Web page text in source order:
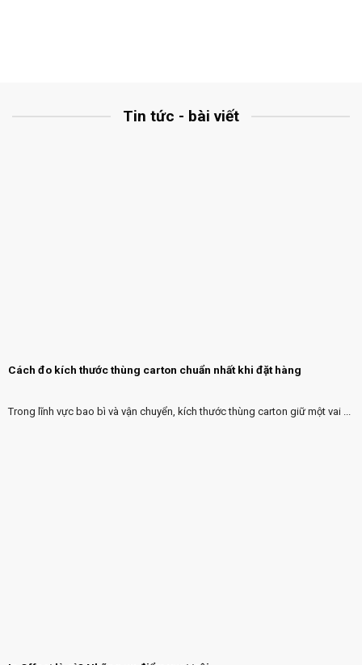
Tin tức - bài viết
Cách đo kích thước thùng carton chuẩn nhất khi đặt hàng
Trong lĩnh vực bao bì và vận chuyển, kích thước thùng carton giữ một vai ...